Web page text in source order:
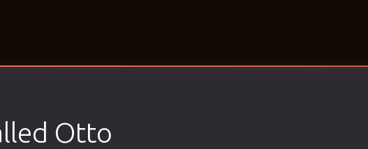
Δράσης
Ελληνικός Κινηματογράφος
Otto